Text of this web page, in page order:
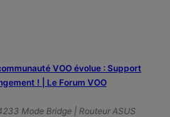
VOO évolue : Support
! | Le Forum VOO
Mode Bridge | Routeur ASUS